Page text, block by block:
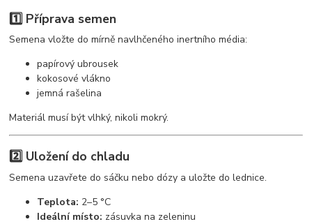
1️⃣ Příprava semen
Semena vložte do mírně navlhčeného inertního média:
papírový ubrousek
kokosové vlákno
jemná rašelina
Materiál musí být vlhký, nikoli mokrý.
2️⃣ Uložení do chladu
Semena uzavřete do sáčku nebo dózy a uložte do lednice.
Teplota: 2–5 °C
Ideální místo: zásuvka na zeleninu